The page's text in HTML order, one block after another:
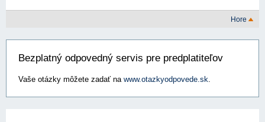
Hore
Bezplatný odpovedný servis pre predplatiteľov
Vaše otázky môžete zadať na www.otazkyodpovede.sk.